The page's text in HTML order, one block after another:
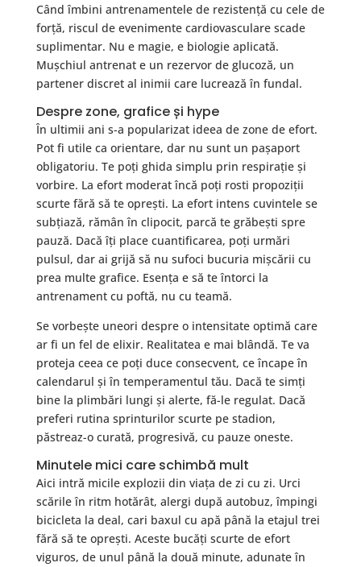
Când îmbini antrenamentele de rezistență cu cele de
forță, riscul de evenimente cardiovasculare scade
suplimentar. Nu e magie, e biologie aplicată.
Mușchiul antrenat e un rezervor de glucoză, un
partener discret al inimii care lucrează în fundal.
Despre zone, grafice și hype
În ultimii ani s-a popularizat ideea de zone de efort.
Pot fi utile ca orientare, dar nu sunt un pașaport
obligatoriu. Te poți ghida simplu prin respirație și
vorbire. La efort moderat încă poți rosti propoziții
scurte fără să te oprești. La efort intens cuvintele se
subțiază, rămân în clipocit, parcă te grăbești spre
pauză. Dacă îți place cuantificarea, poți urmări
pulsul, dar ai grijă să nu sufoci bucuria mișcării cu
prea multe grafice. Esența e să te întorci la
antrenament cu poftă, nu cu teamă.
Se vorbește uneori despre o intensitate optimă care
ar fi un fel de elixir. Realitatea e mai blândă. Te va
proteja ceea ce poți duce consecvent, ce încape în
calendarul și în temperamentul tău. Dacă te simți
bine la plimbări lungi și alerte, fă-le regulat. Dacă
preferi rutina sprinturilor scurte pe stadion,
păstreaz-o curată, progresivă, cu pauze oneste.
Minutele mici care schimbă mult
Aici intră micile explozii din viața de zi cu zi. Urci
scările în ritm hotărât, alergi după autobuz, împingi
bicicleta la deal, cari baxul cu apă până la etajul trei
fără să te oprești. Aceste bucăți scurte de efort
viguros, de unul până la două minute, adunate în